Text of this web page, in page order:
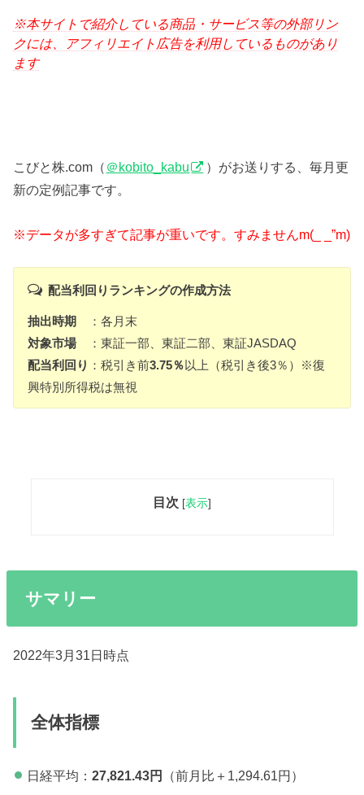
※本サイトで紹介している商品・サービス等の外部リン
クには、アフィリエイト広告を利用しているものがあり
ます
こびと株.com（ ＠kobito_kabu
）がお送りする、毎月更
新の定例記事です。
※データが多すぎて記事が重いです。すみませんm(_ _”m)
配当利回りランキングの作成方法
抽出時期
：各月末
対象市場
：東証一部、東証二部、東証JASDAQ
配当利回り ：税引き前3.75％以上（税引き後3％）※復
興特別所得税は無視
目次 [表示]
サマリー
2022年3月31日時点
全体指標
日経平均： 27,821.43円 （前月比＋1,294.61円）